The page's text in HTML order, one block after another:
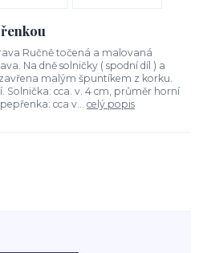
Ručně točená a malovaná
Na dně solničky ( spodní díl ) a
malým špuntíkem z korku.
Solnička: cca. v. 4 cm, průměr horní
cca v... celý popis